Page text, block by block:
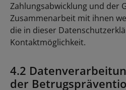
Zahlungsabwicklung und der
Zusammenarbeit mit ihnen
die in dieser
Kontaktmöglichkeit.
4.2
der